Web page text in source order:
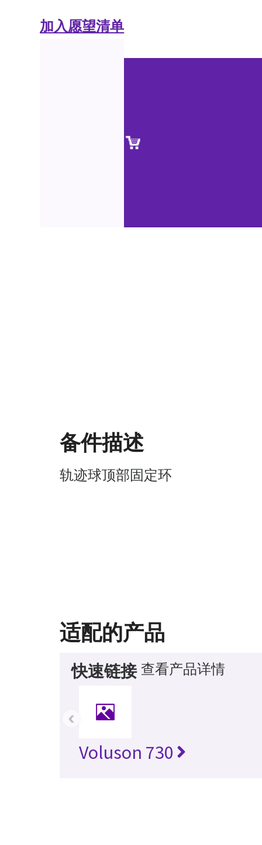
加入愿望清单
备件描述
轨迹球顶部固定环
适配的产品
快速链接 查看产品详情
Voluson 730
‹